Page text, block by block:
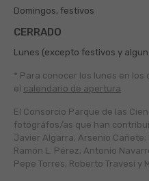
Domingos, festivos
CERRADO
Lunes (excepto festivos y
* Para conocer los lunes en los
el calendario de apertura
El Consorcio Parque de las
fotógráfos/as que han
Javier Algarra; Arsenio Cañete;
Ramón L. Pérez; Antonio
Pepe Torres; Roberto Travesí y